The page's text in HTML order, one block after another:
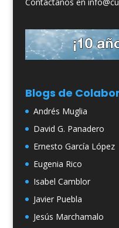
Contáctanos en
Blogs de
Andrés Muglia
David G. Panadero
Ernesto García López
Eugenia Rico
Isabel Camblor
Javier Puebla
Jesús Marchamalo